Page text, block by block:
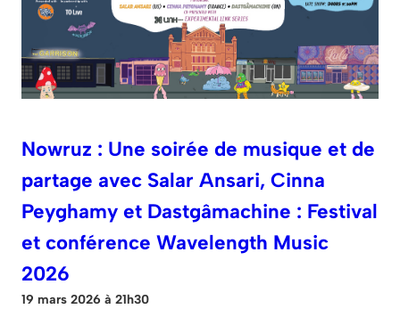
Nowruz : Une soirée de musique et de
partage avec Salar Ansari, Cinna
Peyghamy et Dastgâmachine : Festival
et conférence Wavelength Music
2026
19 mars 2026 à 21h30